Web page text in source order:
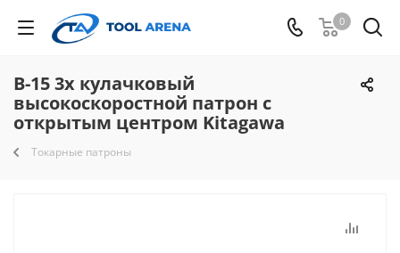
0
B-15 3х кулачковый
высокоскоростной патрон с
открытым центром Kitagawa
Токарные патроны